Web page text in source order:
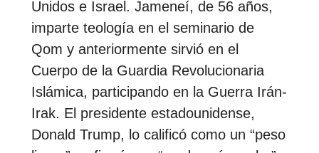
Unidos e Israel. Jameneí, de 56 años,
imparte teología en el seminario de
Qom y anteriormente sirvió en el
Cuerpo de la Guardia Revolucionaria
Islámica, participando en la Guerra Irán-
Irak. El presidente estadounidense,
Donald Trump, lo calificó como un “peso